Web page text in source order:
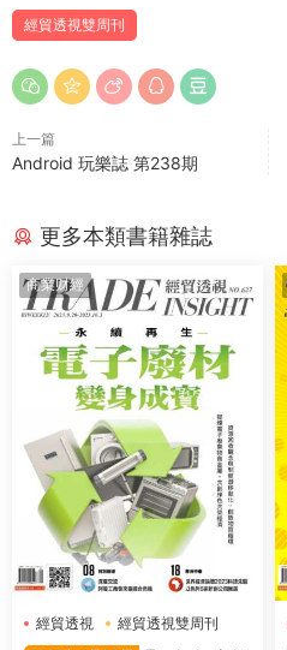
經貿透視雙周刊
上一篇
Android 玩樂誌 第238期
更多本類書籍雜誌
商業财經
經貿透視
經貿透視雙周刊